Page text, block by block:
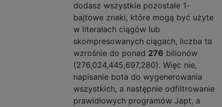
dodasz wszystkie pozostałe 1-
bajtowe znaki, które mogą być użyte
w literałach ciągów lub
skompresowanych ciągach, liczba ta
wzrośnie do ponad 276 bilionów
(276,024,445,697,280). Więc nie,
napisanie bota do wygenerowania
wszystkich, a następnie odfiltrowanie
prawidłowych programów Japt, a